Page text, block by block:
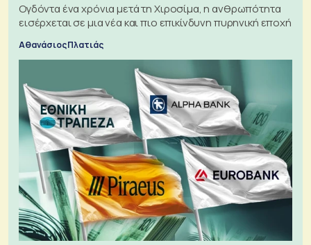
Ογδόντα ένα χρόνια μετά τη Χιροσίμα, η ανθρωπότητα
εισέρχεται σε μια νέα και πιο επικίνδυνη πυρηνική εποχή
Αθανάσιος Πλατιάς